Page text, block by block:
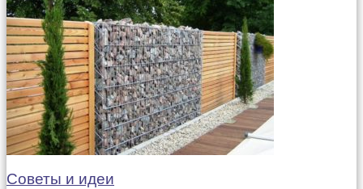
Советы и идеи